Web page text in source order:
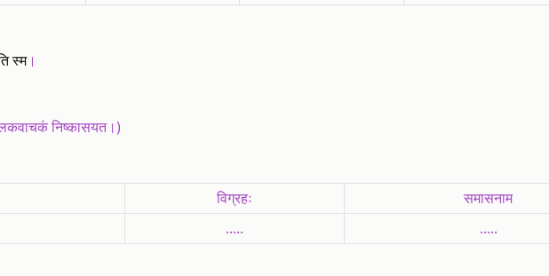
स्म।
निष्कासयत।)
विग्रहः
समासनाम
..... .....